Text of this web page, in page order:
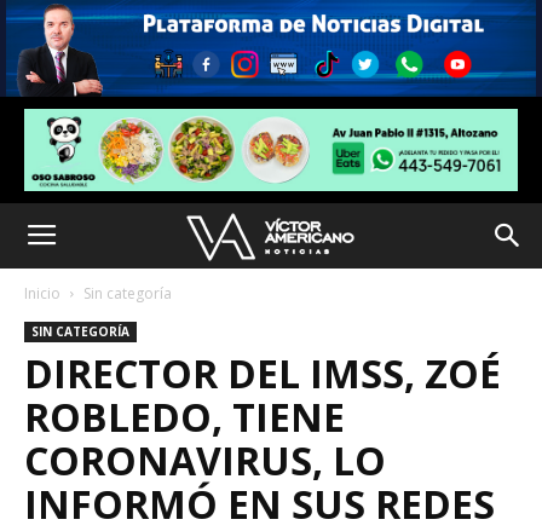
Inicio Sin categoría
SIN CATEGORÍA
DIRECTOR DEL IMSS, ZOÉ
ROBLEDO, TIENE
CORONAVIRUS, LO
INFORMÓ EN SUS REDES